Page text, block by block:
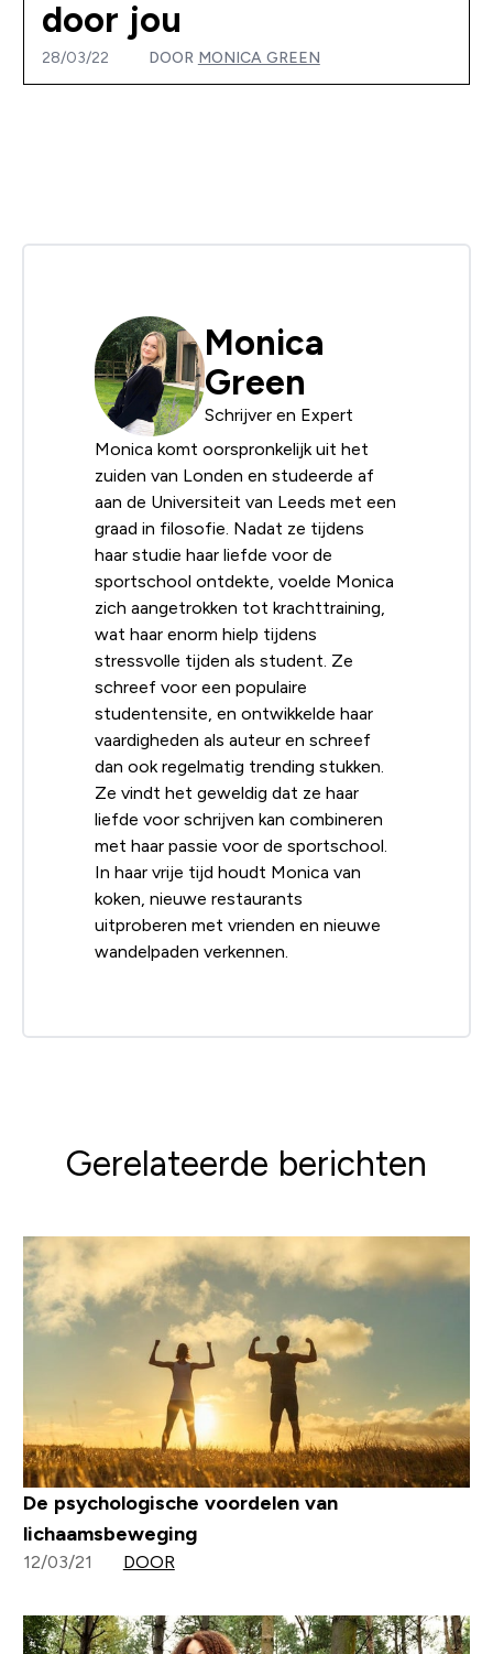
door jou
28/03/22 DOOR MONICA GREEN
Monica
Green
Schrijver en Expert
Monica komt oorspronkelijk uit het
zuiden van Londen en studeerde af
aan de Universiteit van Leeds met een
graad in filosofie. Nadat ze tijdens
haar studie haar liefde voor de
sportschool ontdekte, voelde Monica
zich aangetrokken tot krachttraining,
wat haar enorm hielp tijdens
stressvolle tijden als student. Ze
schreef voor een populaire
studentensite, en ontwikkelde haar
vaardigheden als auteur en schreef
dan ook regelmatig trending stukken.
Ze vindt het geweldig dat ze haar
liefde voor schrijven kan combineren
met haar passie voor de sportschool.
In haar vrije tijd houdt Monica van
koken, nieuwe restaurants
uitproberen met vrienden en nieuwe
wandelpaden verkennen.
Gerelateerde berichten
De psychologische voordelen van
lichaamsbeweging
12/03/21 DOOR